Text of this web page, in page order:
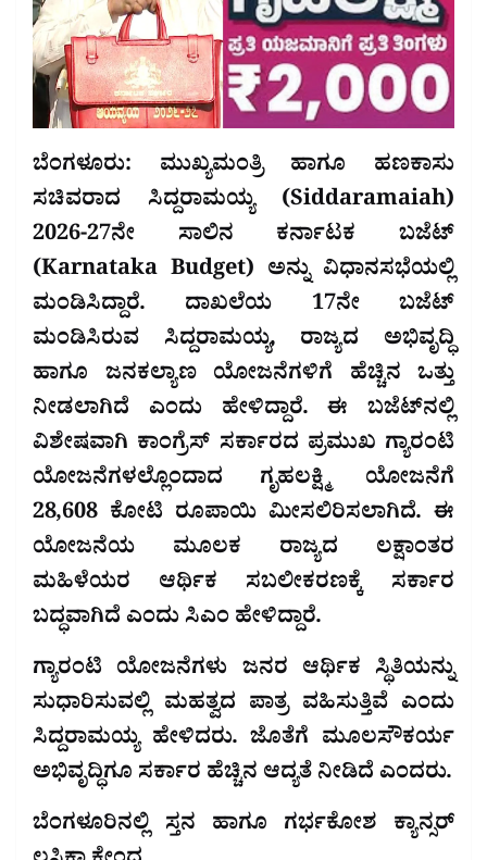
ಬೆಂಗಳೂರು: ಮುಖ್ಯಮಂತ್ರಿ ಹಾಗೂ ಹಣಕಾಸು
ಸಚಿವರಾದ ಸಿದ್ದರಾಮಯ್ಯ (Siddaramaiah)
2026-27ನೇ ಸಾಲಿನ ಕರ್ನಾಟಕ ಬಜೆಟ್
(Karnataka Budget) ಅನ್ನು ವಿಧಾನಸಭೆಯಲ್ಲಿ
ಮಂಡಿಸಿದ್ದಾರೆ. ದಾಖಲೆಯ 17ನೇ ಬಜೆಟ್
ಮಂಡಿಸಿರುವ ಸಿದ್ದರಾಮಯ್ಯ, ರಾಜ್ಯದ ಅಭಿವೃದ್ಧಿ
ಹಾಗೂ ಜನಕಲ್ಯಾಣ ಯೋಜನೆಗಳಿಗೆ ಹೆಚ್ಚಿನ ಒತ್ತು
ನೀಡಲಾಗಿದೆ ಎಂದು ಹೇಳಿದ್ದಾರೆ. ಈ ಬಜೆಟ್‌ನಲ್ಲಿ
ವಿಶೇಷವಾಗಿ ಕಾಂಗ್ರೆಸ್ ಸರ್ಕಾರದ ಪ್ರಮುಖ ಗ್ಯಾರಂಟಿ
ಯೋಜನೆಗಳಲ್ಲೊಂದಾದ ಗೃಹಲಕ್ಷ್ಮಿ ಯೋಜನೆಗೆ
28,608 ಕೋಟಿ ರೂಪಾಯಿ ಮೀಸಲಿರಿಸಲಾಗಿದೆ. ಈ
ಯೋಜನೆಯ ಮೂಲಕ ರಾಜ್ಯದ ಲಕ್ಷಾಂತರ
ಮಹಿಳೆಯರ ಆರ್ಥಿಕ ಸಬಲೀಕರಣಕ್ಕೆ ಸರ್ಕಾರ
ಬದ್ಧವಾಗಿದೆ ಎಂದು ಸಿಎಂ ಹೇಳಿದ್ದಾರೆ.
ಗ್ಯಾರಂಟಿ ಯೋಜನೆಗಳು ಜನರ ಆರ್ಥಿಕ ಸ್ಥಿತಿಯನ್ನು
ಸುಧಾರಿಸುವಲ್ಲಿ ಮಹತ್ವದ ಪಾತ್ರ ವಹಿಸುತ್ತಿವೆ ಎಂದು
ಸಿದ್ದರಾಮಯ್ಯ ಹೇಳಿದರು. ಜೊತೆಗೆ ಮೂಲಸೌಕರ್ಯ
ಅಭಿವೃದ್ಧಿಗೂ ಸರ್ಕಾರ ಹೆಚ್ಚಿನ ಆದ್ಯತೆ ನೀಡಿದೆ ಎಂದರು.
ಬೆಂಗಳೂರಿನಲ್ಲಿ ಸ್ತನ ಹಾಗೂ ಗರ್ಭಕೋಶ ಕ್ಯಾನ್ಸರ್